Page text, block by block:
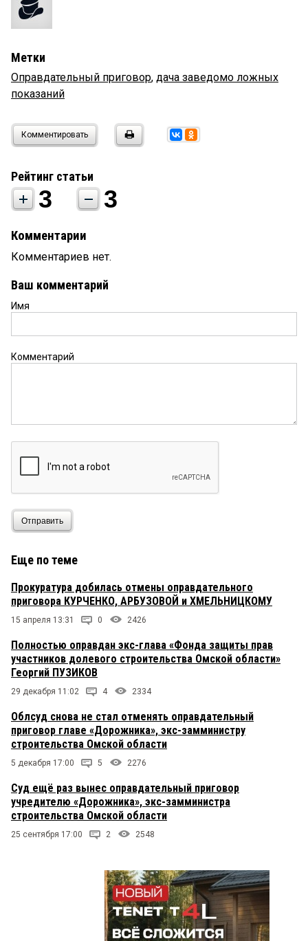
Метки
Оправдательный приговор, дача заведомо ложных
показаний
Комментировать
Рейтинг статьи
3 3
Комментарии
Комментариев нет.
Ваш комментарий
Имя
Комментарий
Отправить
Еще по теме
Прокуратура добилась отмены оправдательного
приговора КУРЧЕНКО, АРБУЗОВОЙ и ХМЕЛЬНИЦКОМУ
15 апреля 13:31 0 2426
Полностью оправдан экс-глава «Фонда защиты прав
участников долевого строительства Омской области»
Георгий ПУЗИКОВ
29 декабря 11:02 4 2334
Облсуд снова не стал отменять оправдательный
приговор главе «Дорожника», экс-замминистру
строительства Омской области
5 декабря 17:00 5 2276
Суд ещё раз вынес оправдательный приговор
учредителю «Дорожника», экс-замминистра
строительства Омской области
25 сентября 17:00 2 2548